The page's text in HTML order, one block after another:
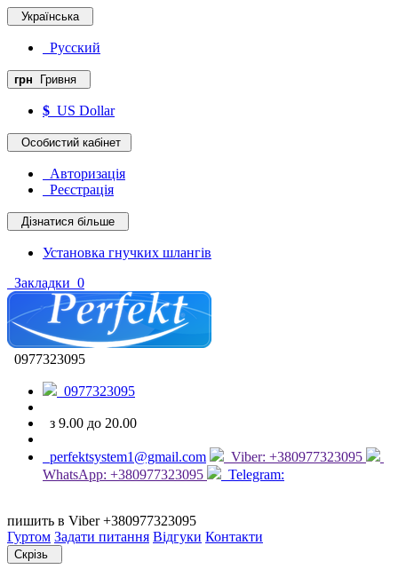
Українська
Русский
грн Гривня
$ US Dollar
Особистий кабінет
Авторизація
Реєстрація
Дізнатися більше
Установка гнучких шлангів
Закладки 0
0977323095
0977323095
з 9.00 до 20.00
perfektsystem1@gmail.com
Viber: +380977323095
WhatsApp: +380977323095
Telegram:
пишить в Viber +380977323095
Гуртом Задати питання Відгуки Контакти
Скрізь